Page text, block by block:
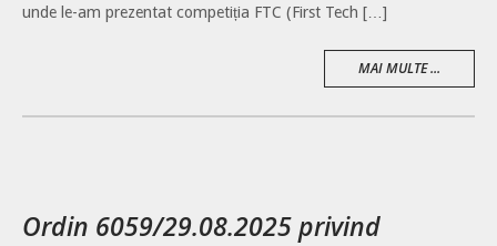
unde le-am prezentat competiția FTC (First Tech […]
MAI MULTE ...
Ordin 6059/29.08.2025 privind